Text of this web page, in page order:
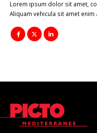
Lorem ipsum dolor sit amet,
Aliquam vehicula sit amet